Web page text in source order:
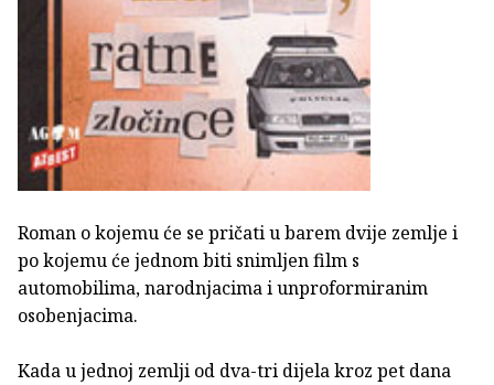
Roman o kojemu će se pričati u barem dvije zemlje i
po kojemu će jednom biti snimljen film s
automobilima, narodnjacima i unproformiranim
osobenjacima.
Kada u jednoj zemlji od dva-tri dijela kroz pet dana